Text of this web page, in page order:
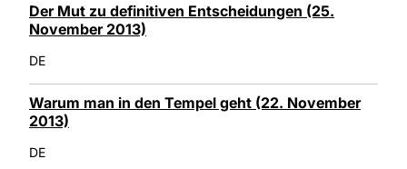
Der Mut zu definitiven Entscheidungen (25.
November 2013)
DE
Warum man in den Tempel geht (22. November
2013)
DE